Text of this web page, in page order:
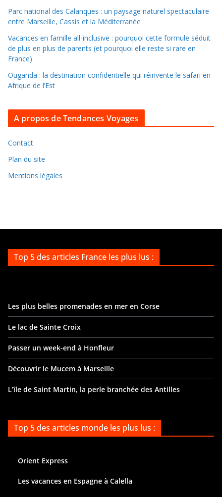
a
n
e
a
i
v
e
Parc national des Calanques : un paysage naturel spectaculaire
entre Marseille, Cassis et la Méditerranée
Vacances en famille all-inclusive : pourquoi cette formule séduit
de plus en plus de parents (et pourquoi elle reste si rare en
France)
Ouganda : la destination confidentielle qui réinvente le safari en
Afrique de l’Est
A propos de Tendances Voyages
Contact
Plan du site
Mentions légales
Top 5 des articles France les plus lus :
Les plus belles promenades en mer en Corse
Le lac de Sainte Croix
Passer un week-end à Honfleur
Découvrir le Mucem à Marseille
L’île de Saint Martin, la perle branchée des Antilles
Top 5 des articles monde les plus lus :
Orient Express
Les vacances en Espagne à Calella